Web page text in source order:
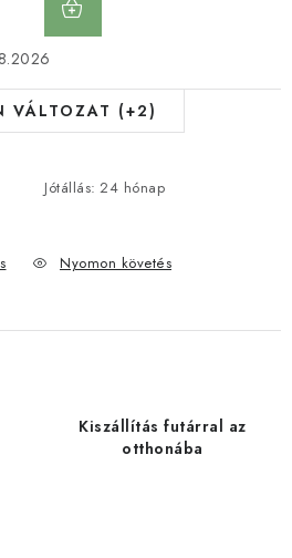
VÁLTOZAT (+2)
Jótállás: 24 hónap
Nyomon követés
Kiszállítás futárral az
otthonába